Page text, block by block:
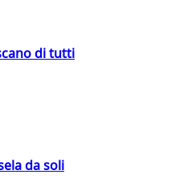
di tutti
da soli